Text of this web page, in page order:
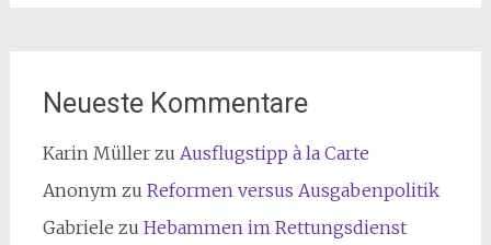
Neueste Kommentare
Karin Müllerzu Ausflugstipp à la Carte
Anonymzu Reformen versus Ausgabenpolitik
Gabriele zu Hebammen im Rettungsdienst